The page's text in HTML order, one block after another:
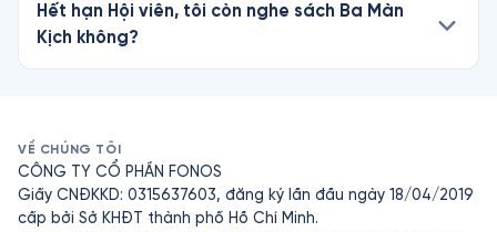
Hết hạn Hội viên, tôi còn nghe sách Ba Màn
Kịch không?
VỀ CHÚNG TÔI
CÔNG TY CỔ PHẦN FONOS
Giấy CNĐKKD: 0315637603, đăng ký lần đầu ngày 18/04/2019
cấp bởi Sở KHĐT thành phố Hồ Chí Minh.